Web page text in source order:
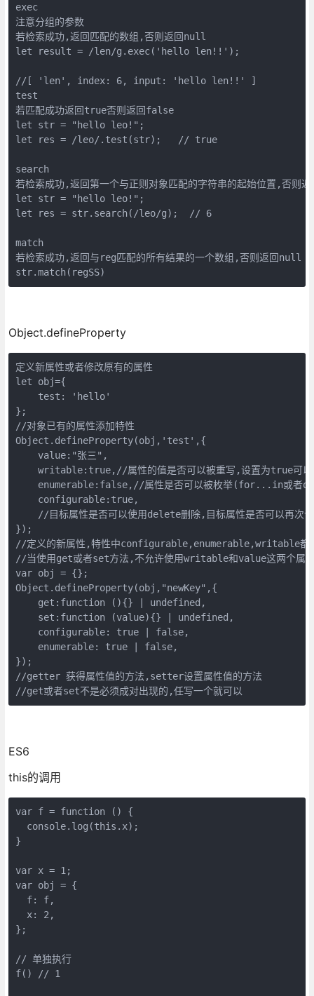
exec
注意分组的参数
若检索成功,返回匹配的数组,否则返回null
let result = /len/g.exec('hello len!!');
//[ 'len', index: 6, input: 'hello len!!' ]
test
若匹配成功返回true否则返回false
let str = "hello leo!";
let res = /leo/.test(str);   // true
search
若检索成功,返回第一个与正则对象匹配的字符串的起始位置,否则
let str = "hello leo!";
let res = str.search(/leo/g);  // 6
match
若检索成功,返回与reg匹配的所有结果的一个数组,否则返回null
str.match(regSS)
Object.defineProperty
定义新属性或者修改原有的属性
let obj={
    test: 'hello'
};
//对象已有的属性添加特性
Object.defineProperty(obj,'test',{
    value:"张三",
writable:true,//属性的值是否可以被重写,设置为true可以
enumerable:false,//属性是否可以被枚举(for...in或者
    configurable:true,
//目标属性是否可以使用delete删除,目标属性是否可以再次
});
//定义的新属性,特性中configurable,enumerable,writable都
//当使用get或者set方法,不允许使用writable和value这两个属
var obj = {};
Object.defineProperty(obj,"newKey",{
    get:function (){} | undefined,
    set:function (value){} | undefined,
    configurable: true | false,
    enumerable: true | false,
});
//getter 获得属性值的方法,setter设置属性值的方法
//get或者set不是必须成对出现的,任写一个就可以
ES6
this的调用
var f = function () {
  console.log(this.x);
}
var x = 1;
var obj = {
  f: f,
  x: 2,
};
// 单独执行
f() // 1